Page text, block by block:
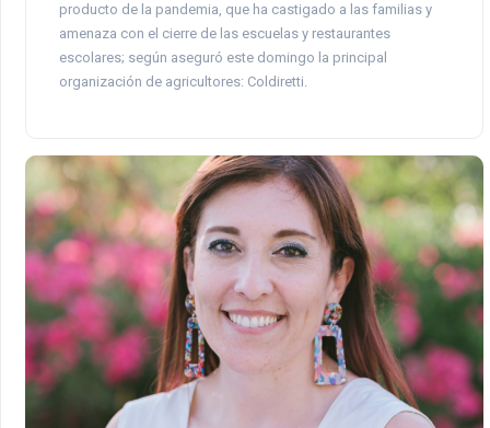
producto de la pandemia, que ha castigado a las familias y
amenaza con el cierre de las escuelas y restaurantes
escolares; según aseguró este domingo la principal
organización de agricultores: Coldiretti.